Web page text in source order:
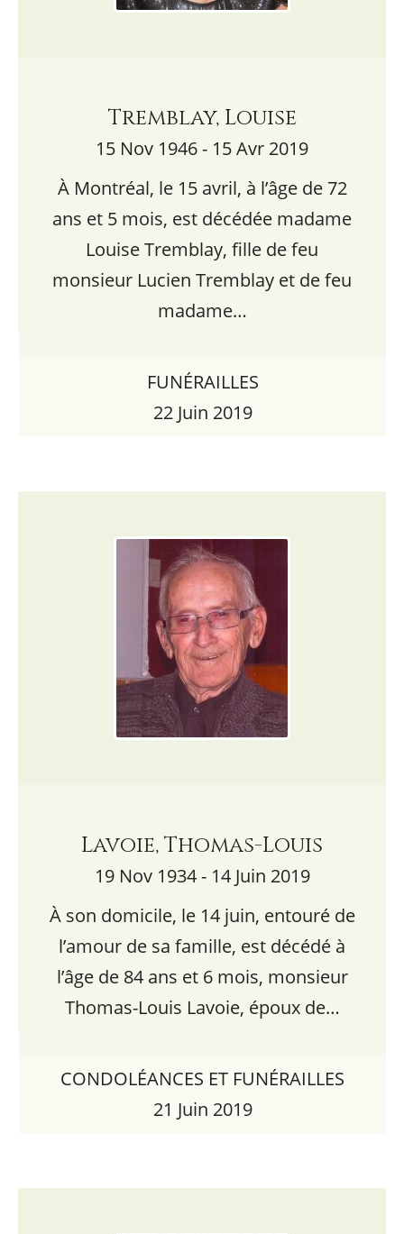
Tremblay, Louise
15 Nov 1946 - 15 Avr 2019
À Montréal, le 15 avril, à l’âge de 72
ans et 5 mois, est décédée madame
Louise Tremblay, fille de feu
monsieur Lucien Tremblay et de feu
madame…
FUNÉRAILLES
22 Juin 2019
Lavoie, Thomas-Louis
19 Nov 1934 - 14 Juin 2019
À son domicile, le 14 juin, entouré de
l’amour de sa famille, est décédé à
l’âge de 84 ans et 6 mois, monsieur
Thomas-Louis Lavoie, époux de…
CONDOLÉANCES ET FUNÉRAILLES
21 Juin 2019